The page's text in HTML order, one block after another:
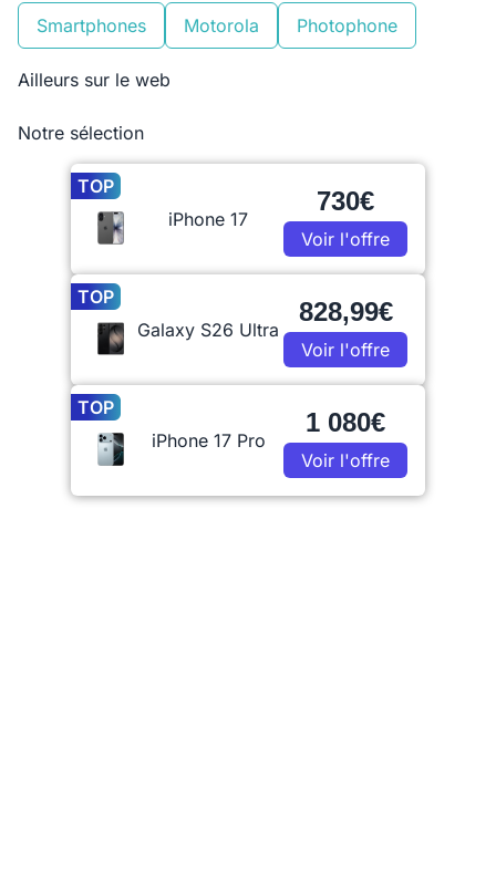
Smartphones Motorola Photophone
Ailleurs sur le web
Notre sélection
TOP
iPhone 17
730€
Voir l'offre
TOP
Galaxy S26 Ultra
828,99€
Voir l'offre
TOP
iPhone 17 Pro
1 080€
Voir l'offre